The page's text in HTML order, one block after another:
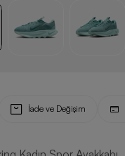
İade ve Değişim